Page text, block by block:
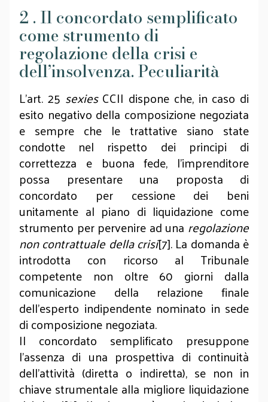
2 . Il concordato semplificato
come strumento di
regolazione della crisi e
dell’insolvenza. Peculiarità
L’art. 25 sexiesCCII dispone che, in caso di
esito negativo della composizione negoziata
e sempre che le trattative siano state
condotte nel rispetto dei principi di
correttezza e buona fede, l’imprenditore
possa presentare una proposta di
concordato per cessione dei beni
unitamente al piano di liquidazione come
strumento per pervenire ad una regolazione
non contrattuale della crisi[7]. La domanda è
introdotta con ricorso al Tribunale
competente non oltre 60 giorni dalla
comunicazione della relazione finale
dell’esperto indipendente nominato in sede
di composizione negoziata.
Il concordato semplificato presuppone
l'assenza di una prospettiva di continuità
dell’attività (diretta o indiretta), se non in
chiave strumentale alla migliore liquidazione